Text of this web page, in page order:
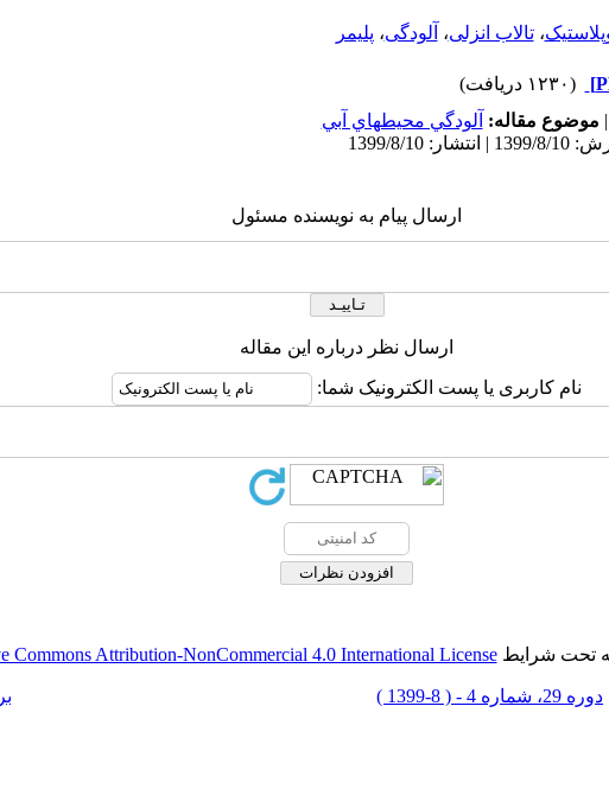
،تالاب انزلی، آلودگی، پلیمر
(۱۲۳۰ دریافت)
| موضوع مقاله: آلودگي محيطهاي آبي
ارسال پیام به نویسنده مسئول
ارسال نظر درباره این مقاله
نام کاربری یا پست الکترونیک شما:
تحت شرایطCommons Attribution-NonCommercial 4.0 International License
دوره 29، شماره 4 - ( 8-1399 )